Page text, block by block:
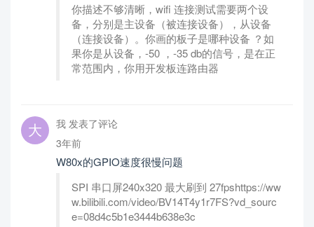
你描述不够清晰，wifi 连接测试需要两个设
备，分别是主设备（被连接设备），从设备
（连接设备）。你画的板子是哪种设备 ？如
果你是从设备，-50 ，-35 db的信号，是在正
常范围内，你用开发板连路由器
我 发表了评论
3年前
W80x的GPIO速度很慢问题
SPI 串口屏240x320 最大刷到 27fpshttps://ww
w.bilibili.com/video/BV14T4y1r7FS?vd_sourc
e=08d4c5b1e3444b638e3c